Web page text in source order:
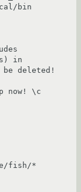
bin
in
deleted!
now! \c
fish/*